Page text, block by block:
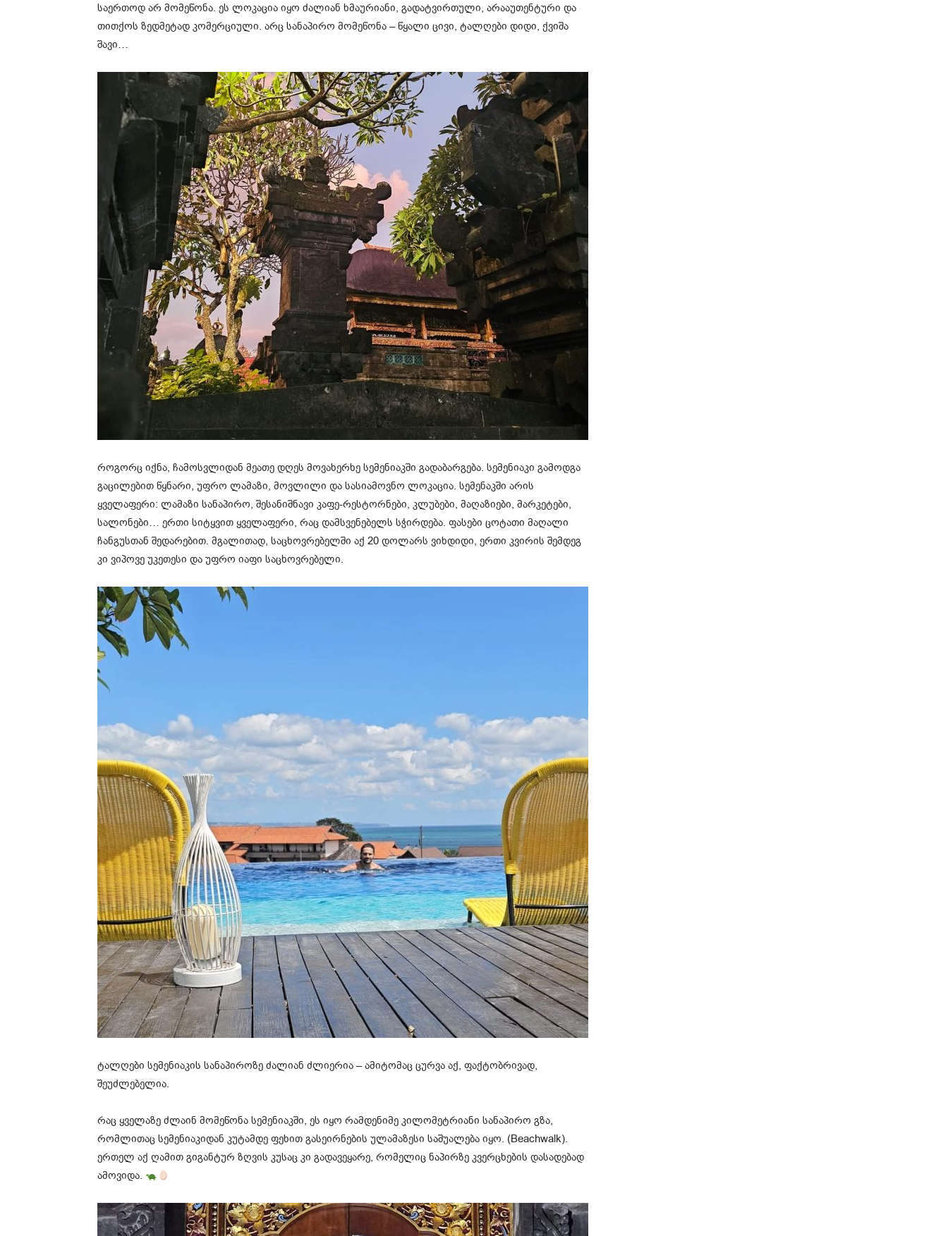
საერთოდ არ მომეწონა. ეს ლოკაცია იყო ძალიან ხმაურიანი, გადატვირთული, არააუთენტური და
თითქოს ზედმეტად კომერციული. არც სანაპირო მომეწონა – წყალი ცივი, ტალღები დიდი, ქვიშა
შავი…
როგორც იქნა, ჩამოსვლიდან მეათე დღეს მოვახერხე სემენიაკში გადაბარგება. სემენიაკი გამოდგა
გაცილებით წყნარი, უფრო ლამაზი, მოვლილი და სასიამოვნო ლოკაცია. სემენაკში არის
ყველაფერი: ლამაზი სანაპირო, შესანიშნავი კაფე-რესტორნები, კლუბები, მაღაზიები, მარკეტები,
სალონები… ერთი სიტყვით ყველაფერი, რაც დამსვენებელს სჭირდება. ფასები ცოტათი მაღალი
ჩანგუსთან შედარებით. მგალითად, საცხოვრებელში აქ 20 დოლარს ვიხდიდი, ერთი კვირის შემდეგ
კი ვიპოვე უკეთესი და უფრო იაფი საცხოვრებელი.
ტალღები სემენიაკის სანაპიროზე ძალიან ძლიერია – ამიტომაც ცურვა აქ, ფაქტობრივად,
შეუძლებელია.
რაც ყველაზე ძლაინ მომეწონა სემენიაკში, ეს იყო რამდენიმე კილომეტრიანი სანაპირო გზა,
რომლითაც სემენიაკიდან კუტამდე ფეხით გასეირნების ულამაზესი საშუალება იყო. (Beachwalk).
ერთელ აქ ღამით გიგანტურ ზღვის კუსაც კი გადავეყარე, რომელიც ნაპირზე კვერცხების დასადებად
ამოვიდა.